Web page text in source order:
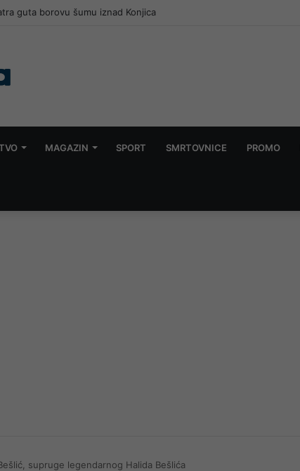
TRADICIONALNI MARŠ NA ČVRSNICU
MAGAZIN SPORT SMRTOVNICE PROMO
supruge legendarnog Halida Bešlića